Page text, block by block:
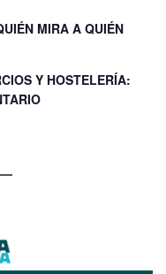
MIRA A QUIÉN
Y HOSTELERÍA: